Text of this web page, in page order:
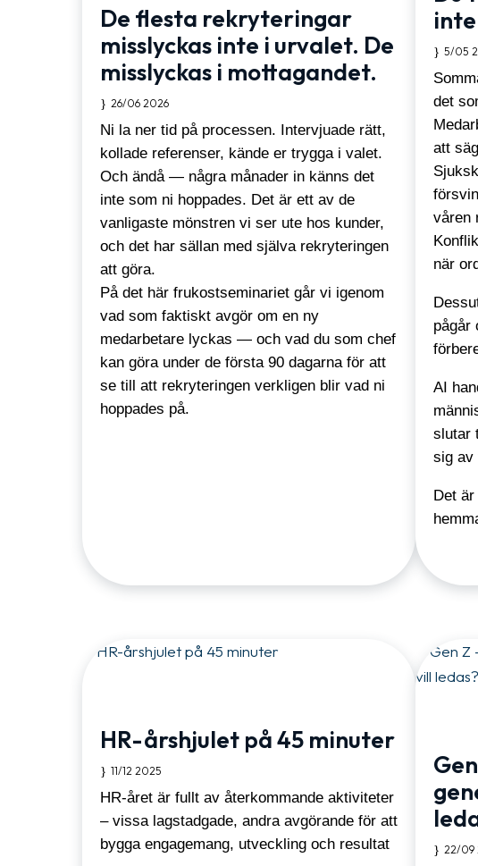
De flesta rekryteringar
misslyckas inte i urvalet. De
misslyckas i mottagandet.
26/06 2026
Ni la ner tid på processen. Intervjuade rätt,
kollade referenser, kände er trygga i valet.
Och ändå — några månader in känns det
inte som ni hoppades. Det är ett av de
vanligaste mönstren vi ser ute hos kunder,
och det har sällan med själva rekryteringen
att göra.
På det här frukostseminariet går vi igenom
vad som faktiskt avgör om en ny
medarbetare lyckas — och vad du som chef
kan göra under de första 90 dagarna för att
se till att rekryteringen verkligen blir vad ni
hoppades på.
5/05
det
att
våren
när
pågår
AI
slutar
sig av
Det
HR-årshjulet på 45 minuter
11/12 2025
HR-året är fullt av återkommande aktiviteter
– vissa lagstadgade, andra avgörande för att
bygga engagemang, utveckling och resultat
22/09